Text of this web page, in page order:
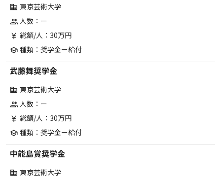
corporate_fare 東京芸術大学
group人数：ー
currency_yen 総額/人：30万円
school 種類：奨学金ー給付
武藤舞奨学金
corporate_fare 東京芸術大学
group人数：ー
currency_yen 総額/人：30万円
school 種類：奨学金ー給付
中能島賞奨学金
corporate_fare 東京芸術大学